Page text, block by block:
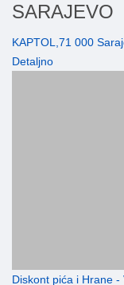
SARAJEVO
KAPTOL,71 000
Detaljno
Diskont pića i Hrane -